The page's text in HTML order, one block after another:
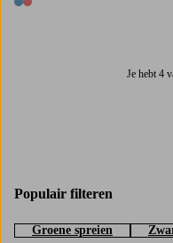
2 kleuren
Je hebt 4
Populair filteren
Groene spreien